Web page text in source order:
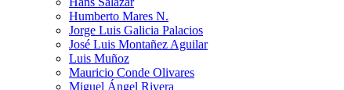
Humberto Mares N.
Jorge Luis Galicia Palacios
José Luis Montañez Aguilar
Luis Muñoz
Mauricio Conde Olivares
Miguel Ángel Rivera